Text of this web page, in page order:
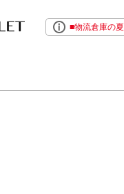
■物流倉庫の